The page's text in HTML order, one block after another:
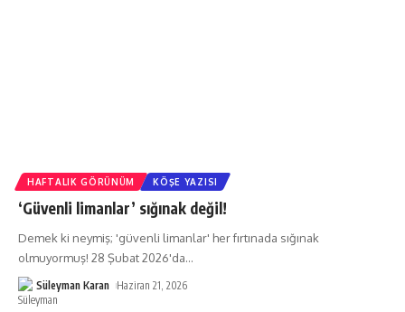
HAFTALIK GÖRÜNÜM KÖŞE YAZISI
‘Güvenli limanlar’ sığınak değil!
Demek ki neymiş; 'güvenli limanlar' her fırtınada sığınak
olmuyormuş! 28 Şubat 2026'da…
Süleyman Karan Haziran 21, 2026